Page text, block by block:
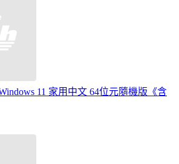
11 家用中文 64位元隨機版《含